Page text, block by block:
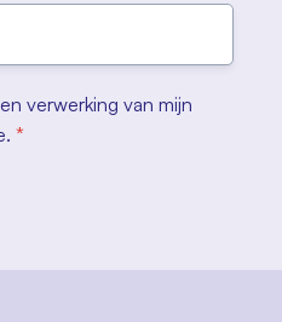
verwerking van mijn
*